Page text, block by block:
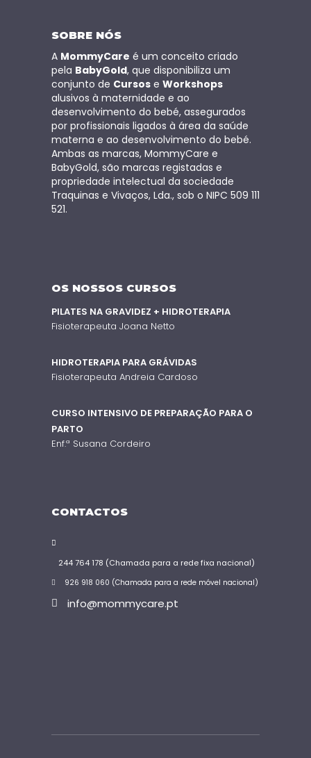
SOBRE NÓS
A MommyCare é um conceito criado
pela BabyGold, que disponibiliza um
conjunto de Cursos e Workshops
alusivos à maternidade e ao
desenvolvimento do bebé, assegurados
por profissionais ligados à área da saúde
materna e ao desenvolvimento do bebé.
Ambas as marcas, MommyCare e
BabyGold, são marcas registadas e
propriedade intelectual da sociedade
Traquinas e Vivaços, Lda., sob o NIPC 509 111
521.
OS NOSSOS CURSOS
PILATES NA GRAVIDEZ + HIDROTERAPIA
Fisioterapeuta Joana Netto
HIDROTERAPIA PARA GRÁVIDAS
Fisioterapeuta Andreia Cardoso
CURSO INTENSIVO DE PREPARAÇÃO PARA O
PARTO
Enf.ª Susana Cordeiro
CONTACTOS
244 764 178 (Chamada para a rede fixa nacional)
926 918 060 (Chamada para a rede móvel nacional)
info@mommycare.pt